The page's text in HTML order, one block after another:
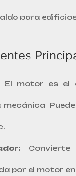
para
El motor es el
mecánica.
Convierte
por el motor